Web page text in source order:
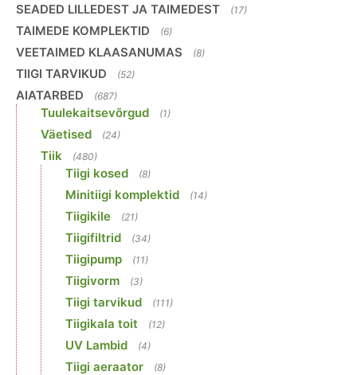
SEADED LILLEDEST JA TAIMEDEST (17)
TAIMEDE KOMPLEKTID (6)
VEETAIMED KLAASANUMAS (8)
TIIGI TARVIKUD (52)
AIATARBED (687)
Tuulekaitsevõrgud (1)
Väetised (24)
Tiik (480)
Tiigi kosed (8)
Minitiigi komplektid (14)
Tiigikile (21)
Tiigifiltrid (34)
Tiigipump (11)
Tiigivorm (3)
Tiigi tarvikud (111)
Tiigikala toit (12)
UV Lambid (4)
Tiigi aeraator (8)